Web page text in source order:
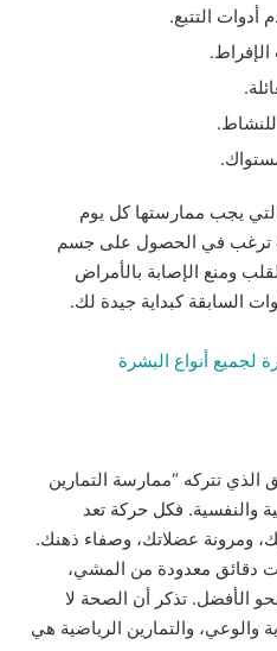
أدوات التتبع.
يجب ممارستها كل يوم
ترغب في الحصول على جسم
ومنع الإصابة بالأمراض
السابقة كبداية جيدة لك.
لجميع أنواع البشرة
الذي تتركه “ممارسة التمارين
والنفسية. فكل حركة تعد
ومرونة عضلاتك، وصفاء ذهنك.
دقائق معدودة من المشي،
الأفضل. تذكر أن الصحة لا
والوعي، والتمارين الرياضية هي